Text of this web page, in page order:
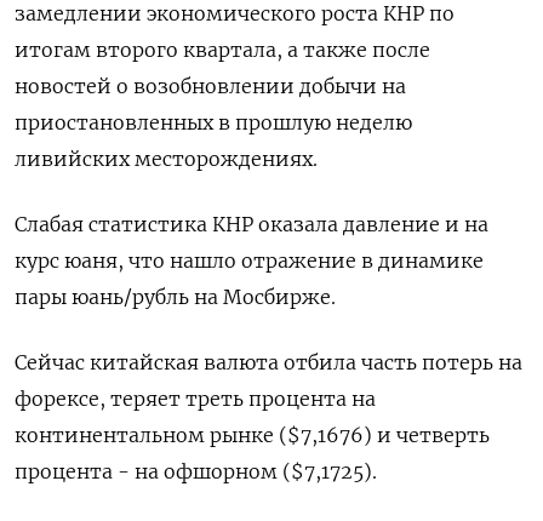
замедлении экономического роста КНР по
итогам второго квартала, а также после
новостей о возобновлении добычи на
приостановленных в прошлую неделю
ливийских месторождениях.
Слабая статистика КНР оказала давление и на
курс юаня, что нашло отражение в динамике
пары юань/рубль на Мосбирже.
Сейчас китайская валюта отбила часть потерь на
форексе, теряет треть процента на
континентальном рынке ($7,1676) и четверть
процента - на офшорном ($7,1725).